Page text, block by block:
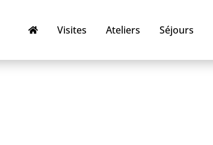
Visites Ateliers Séjours